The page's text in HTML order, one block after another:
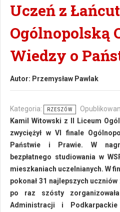
Uczeń z
Ogólnopolską
Wiedzy o
Autor: Przemysław Pawlak
Kategoria: RZESZÓW
Kamil Witowski z II Liceum
zwyciężył w VI finale
Państwie i Prawie. W
bezpłatnego studiowania w
mieszkaniach uczelnianych. W
pokonał 31 najlepszych
po raz szósty
Administracji i